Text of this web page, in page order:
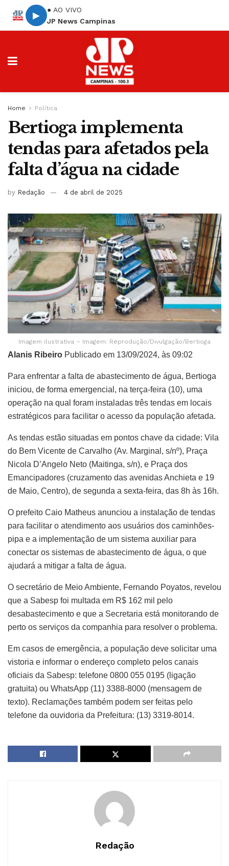
▶
● AO VIVO
JP News Campinas
Home Política
Bertioga implementa
tendas para afetados pela
falta d’água na cidade
by Redação 4 de abril de 2025
Imagem ilustrativa – Imagem: Reprodução/Divulgação/Bertioga
Alanis Ribeiro Publicado em 13/09/2024, às 09:02
Para enfrentar a falta de abastecimento de água, Bertioga
iniciou, de forma emergencial, na terça-feira (10), uma
operação na qual foram instaladas três tendas em locais
estratégicos para facilitar o acesso da população afetada.
As tendas estão situadas em pontos chave da cidade: Vila
do Bem Vicente de Carvalho (Av. Marginal, s/nº), Praça
Nicola D’Angelo Neto (Maitinga, s/n), e Praça dos
Emancipadores (cruzamento das avenidas Anchieta e 19
de Maio, Centro), de segunda a sexta-feira, das 8h às 16h.
O prefeito Caio Matheus anunciou a instalação de tendas
para facilitar o atendimento aos usuários dos caminhões-
pipa e a implementação de um sistema auxiliar para
conectar os sistemas de abastecimento de água, o que
ajudará a mitigar a falta de água.
O secretário de Meio Ambiente, Fernando Poyatos, revelou
que a Sabesp foi multada em R$ 162 mil pelo
desabastecimento e que a Secretaria está monitorando de
perto os serviços da companhia para resolver o problema.
Em casos de emergência, a população deve solicitar uma
vistoria e informar o endereço completo pelos canais
oficiais da Sabesp: telefone 0800 055 0195 (ligação
gratuita) ou WhatsApp (11) 3388-8000 (mensagem de
texto). Reclamações também podem ser feitas pelo
telefone da ouvidoria da Prefeitura: (13) 3319-8014.
Redação